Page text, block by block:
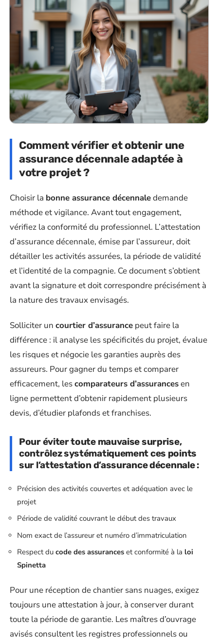
Comment vérifier et obtenir une
assurance décennale adaptée à
votre projet ?
Choisir la bonne assurance décennaledemande
méthode et vigilance. Avant tout engagement,
vérifiez la conformité du professionnel. L’attestation
d’assurance décennale, émise par l’assureur, doit
détailler les activités assurées, la période de validité
et l’identité de la compagnie. Ce document s’obtient
avant la signature et doit correspondre précisément à
la nature des travaux envisagés.
Solliciter un courtier d’assurance peut faire la
différence : il analyse les spécificités du projet, évalue
les risques et négocie les garanties auprès des
assureurs. Pour gagner du temps et comparer
efficacement, lescomparateurs d’assurancesen
ligne permettent d’obtenir rapidement plusieurs
devis, d’étudier plafonds et franchises.
Pour éviter toute mauvaise surprise,
contrôlez systématiquement ces points
sur l’attestation d’assurance décennale :
Précision des activités couvertes et adéquation avec le
projet
Période de validité couvrant le début des travaux
Nom exact de l’assureur et numéro d’immatriculation
Respect du code des assurances et conformité à la loi
Spinetta
Pour une réception de chantier sans nuages, exigez
toujours une attestation à jour, à conserver durant
toute la période de garantie. Les maîtres d’ouvrage
avisés consultent les registres professionnels ou